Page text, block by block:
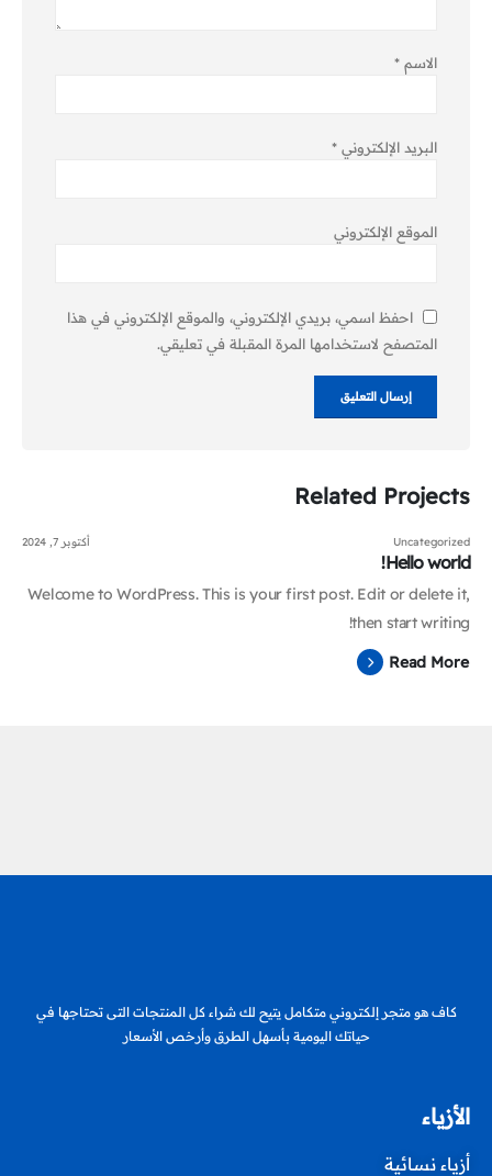
الاسم *
البريد الإلكتروني *
الموقع الإلكتروني
احفظ اسمي، بريدي الإلكتروني، والموقع الإلكتروني في هذا
المتصفح لاستخدامها المرة المقبلة في تعليقي.
Related Projects
Uncategorized أكتوبر 7, 2024
Hello world!
Welcome to WordPress. This is your first post. Edit or delete it,
then start writing!
Read More
كاف هو متجر إلكتروني متكامل يتيح لك شراء كل المنتجات التى تحتاجها في
حياتك اليومية بأسهل الطرق وأرخص الأسعار
الأزياء
أزياء نسائية